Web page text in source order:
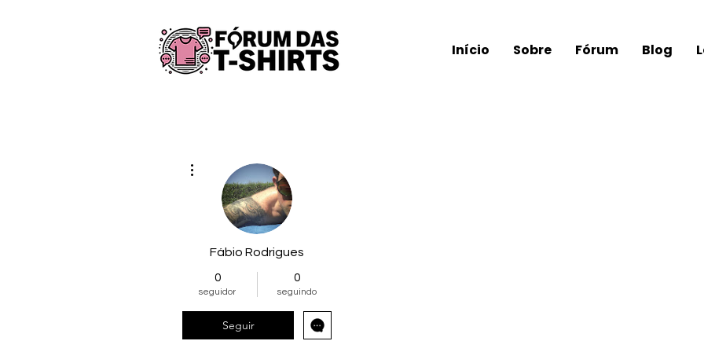
Início Sobre Fórum Blog
Fábio Rodrigues
0
seguidor
0
seguindo
Seguir